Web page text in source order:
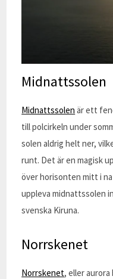
Midnattssolen
Midnattssolen är ett
till polcirkeln under
solen aldrig helt ner,
runt. Det är en magisk
över horisonten mitt i
uppleva midnattssolen
svenska Kiruna.
Norrskenet
Norrskenet, eller